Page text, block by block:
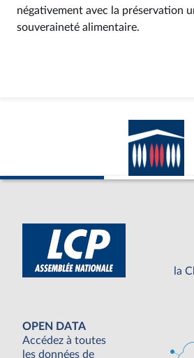
négativement avec la préservation
souveraineté alimentaire.
la
OPEN DATA
Accédez à toutes
les données de